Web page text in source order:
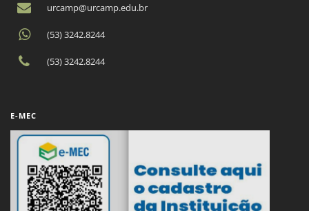
urcamp@urcamp.edu.br
(53) 3242.8244
(53) 3242.8244
E-MEC